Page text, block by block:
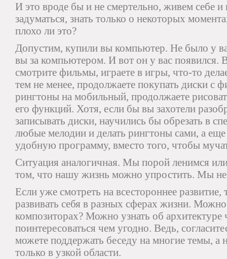
И это вроде бы и не смертельно, живем себе
задуматься, знать только о некоторых
плохо ли это?
Допустим, купили вы компьютер. Не было у
вы за компьютером. И вот он у вас появился.
смотрите фильмы, играете в игры, что-то
тем не менее, продолжаете покупать диски с
рингтоны на мобильный, продолжаете
его функций. Хотя, если бы вы захотели
записывать диски, научились бы обрезать в
любые мелодии и делать рингтоны сами, а
удобную программу, вместо того, чтобы
Ситуация аналогичная. Мы порой ленимся
том, что нашу жизнь можно упростить. Мы не
Если уже смотреть на всестороннее
развивать себя в разных сферах жизни.
композиторах? Можно узнать об
поинтересоваться чем угодно. Ведь,
можете поддержать беседу на многие темы, а
только в узкой области.